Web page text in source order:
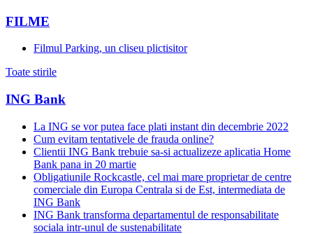
FILME
Filmul Parking, un cliseu plictisitor
Toate stirile
ING Bank
La ING se vor putea face plati instant din decembrie 2022
Cum evitam tentativele de frauda online?
Clientii ING Bank trebuie sa-si actualizeze aplicatia Home
Bank pana in 20 martie
Obligatiunile Rockcastle, cel mai mare proprietar de centre
comerciale din Europa Centrala si de Est, intermediata de
ING Bank
ING Bank transforma departamentul de responsabilitate
sociala intr-unul de sustenabilitate